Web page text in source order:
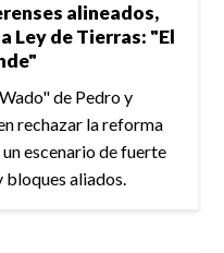
alineados,
Ley de Tierras: "El
de Pedro y
rechazar la reforma
escenario de fuerte
bloques aliados.